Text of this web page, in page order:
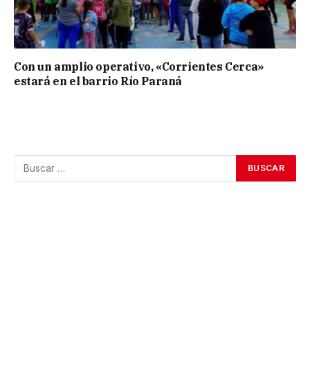
Con un amplio operativo, «Corrientes Cerca»
estará en el barrio Río Paraná